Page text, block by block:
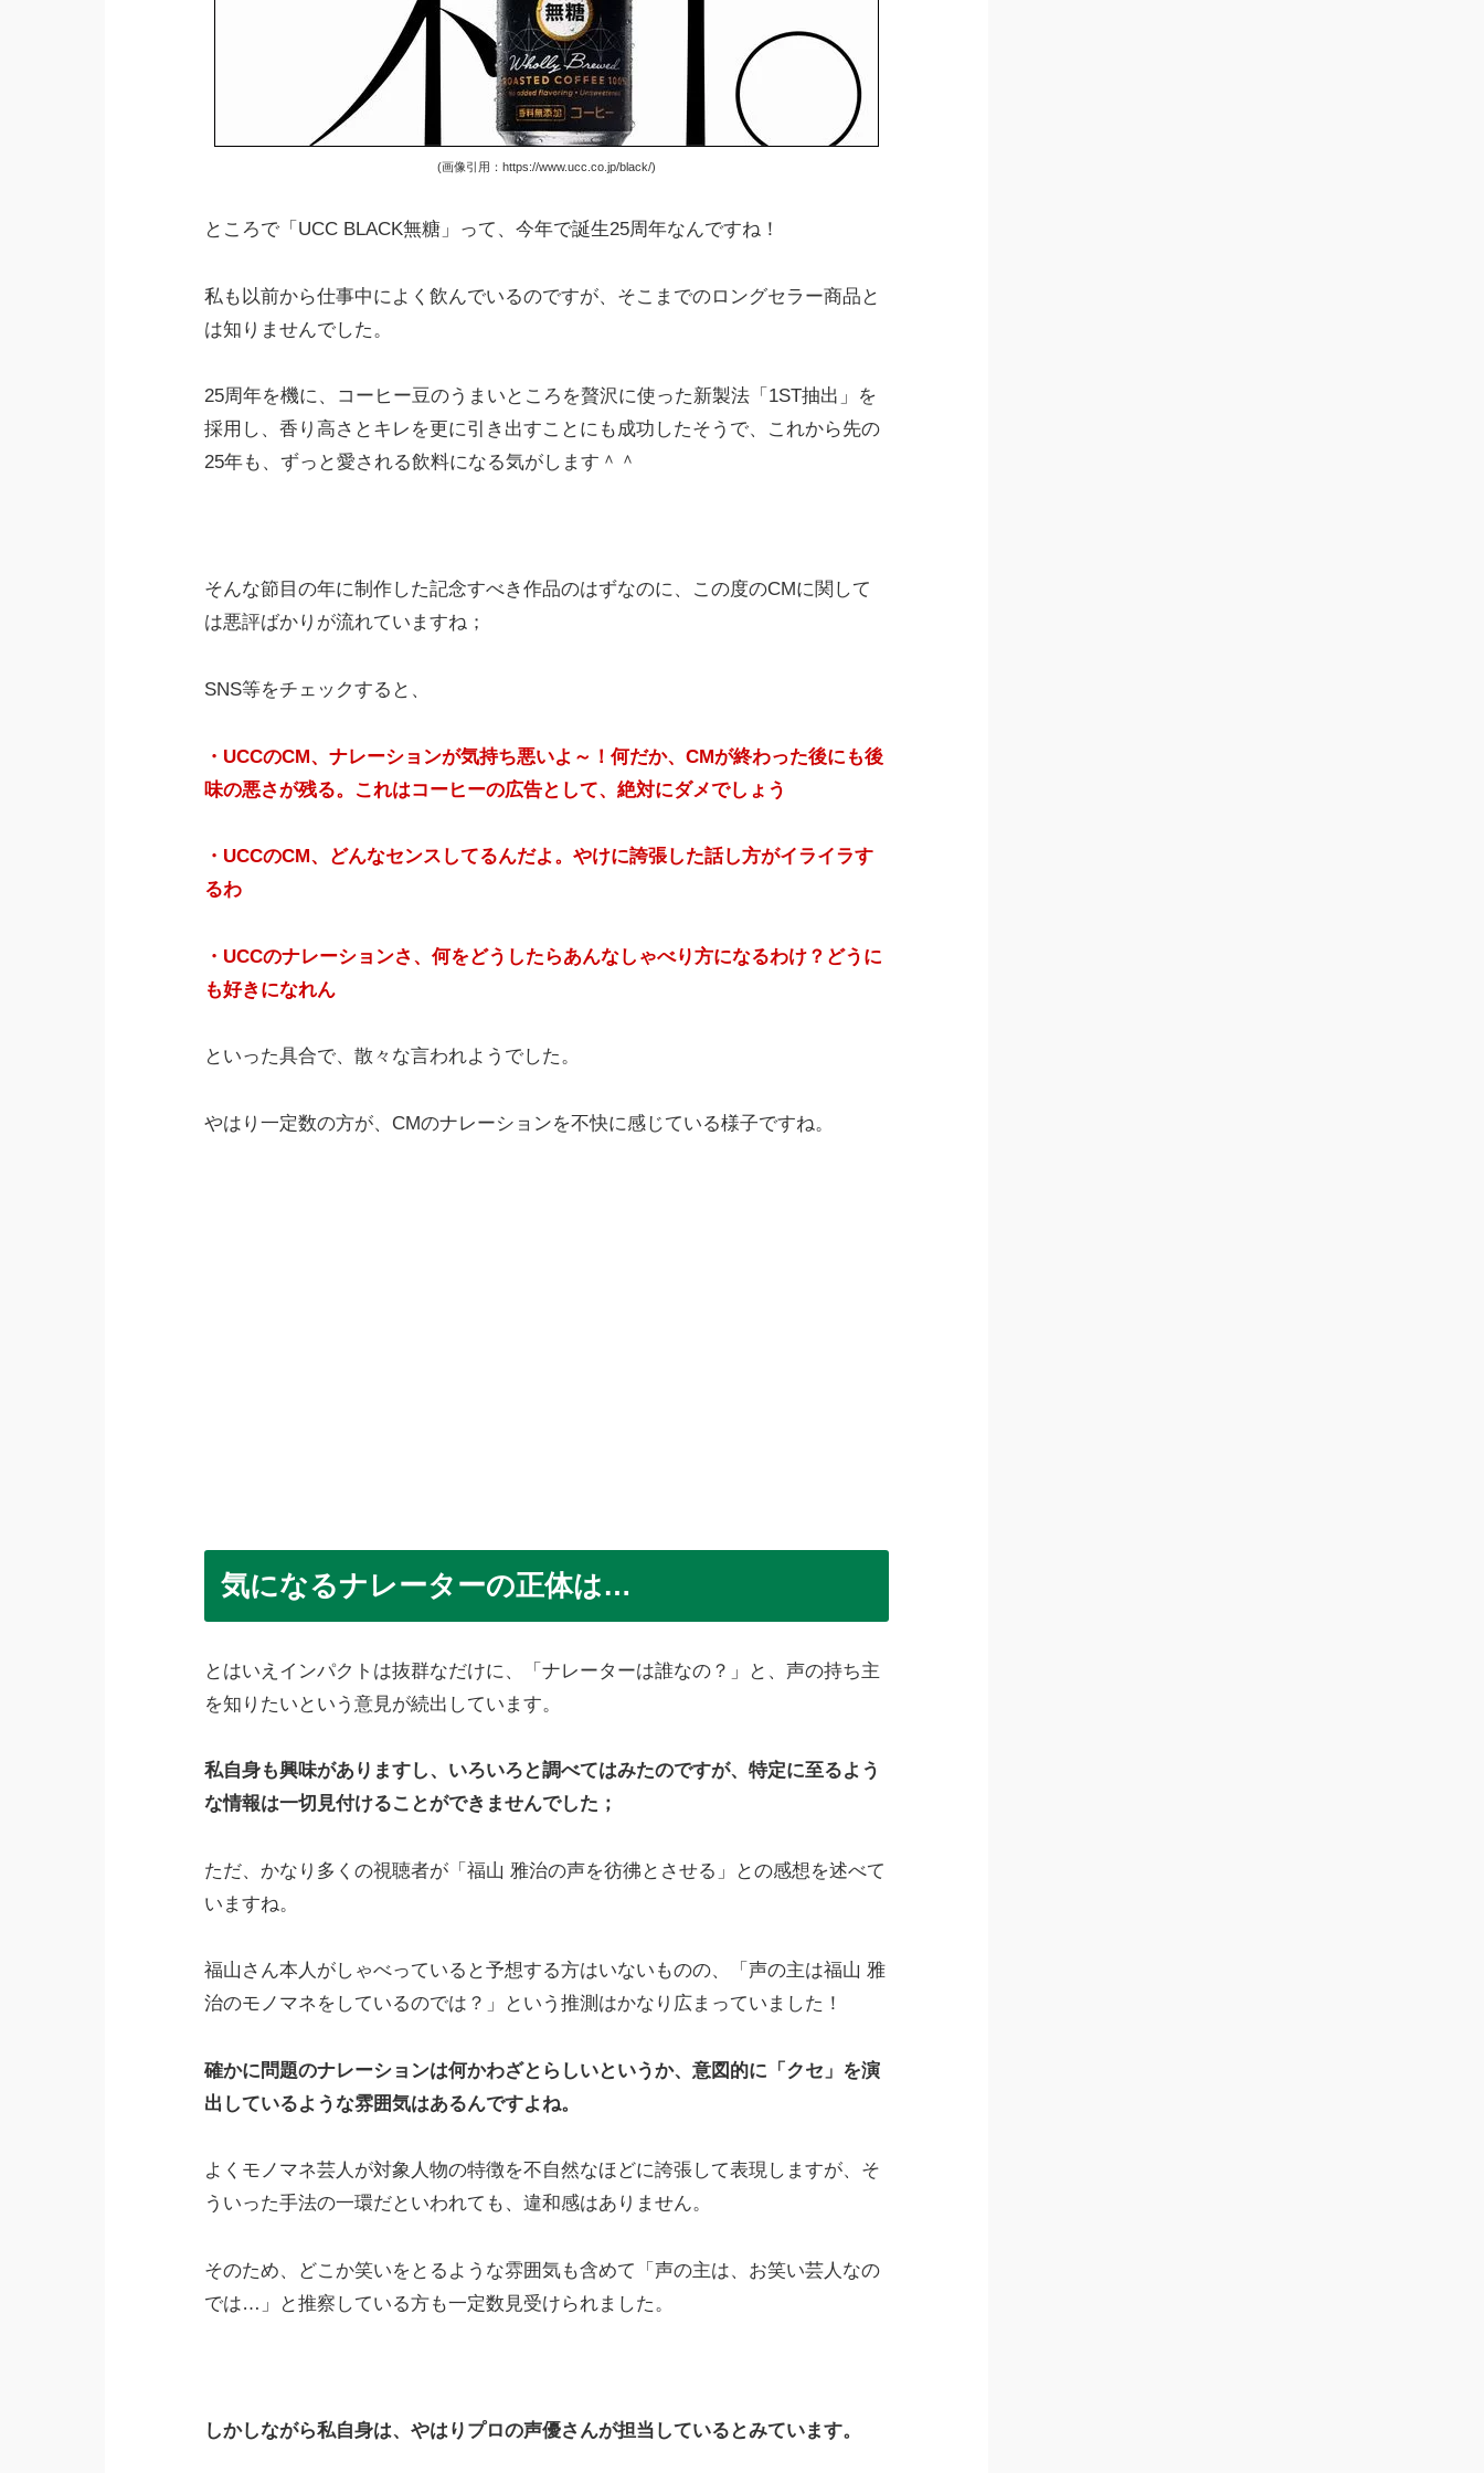
(画像引用：https://www.ucc.co.jp/black/)
ところで「UCC BLACK無糖」って、今年で誕生25周年なんですね！
私も以前から仕事中によく飲んでいるのですが、そこまでのロングセラー商品と
は知りませんでした。
25周年を機に、コーヒー豆のうまいところを贅沢に使った新製法「1ST抽出」を
採用し、香り高さとキレを更に引き出すことにも成功したそうで、これから先の
25年も、ずっと愛される飲料になる気がします＾＾
そんな節目の年に制作した記念すべき作品のはずなのに、この度のCMに関して
は悪評ばかりが流れていますね；
SNS等をチェックすると、
・UCCのCM、ナレーションが気持ち悪いよ～！何だか、CMが終わった後にも後
味の悪さが残る。これはコーヒーの広告として、絶対にダメでしょう
・UCCのCM、どんなセンスしてるんだよ。やけに誇張した話し方がイライラす
るわ
・UCCのナレーションさ、何をどうしたらあんなしゃべり方になるわけ？どうに
も好きになれん
といった具合で、散々な言われようでした。
やはり一定数の方が、CMのナレーションを不快に感じている様子ですね。
気になるナレーターの正体は…
とはいえインパクトは抜群なだけに、「ナレーターは誰なの？」と、声の持ち主
を知りたいという意見が続出しています。
私自身も興味がありますし、いろいろと調べてはみたのですが、特定に至るよう
な情報は一切見付けることができませんでした；
ただ、かなり多くの視聴者が「福山 雅治の声を彷彿とさせる」との感想を述べて
いますね。
福山さん本人がしゃべっていると予想する方はいないものの、「声の主は福山 雅
治のモノマネをしているのでは？」という推測はかなり広まっていました！
確かに問題のナレーションは何かわざとらしいというか、意図的に「クセ」を演
出しているような雰囲気はあるんですよね。
よくモノマネ芸人が対象人物の特徴を不自然なほどに誇張して表現しますが、そ
ういった手法の一環だといわれても、違和感はありません。
そのため、どこか笑いをとるような雰囲気も含めて「声の主は、お笑い芸人なの
では…」と推察している方も一定数見受けられました。
しかしながら私自身は、やはりプロの声優さんが担当しているとみています。